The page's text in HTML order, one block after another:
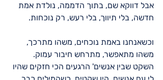
אבל דווקא שם, בתוך הדממה, נולדת אמת
חדשה, בלי תיווך, בלי רעש, רק נוכחות.
וכשאנחנו באמת נוכחים, משהו מתרכך,
משהו מתאפשר, מתרחש חיבור עמוק.
השקט שבין אנשים' הרגעים הכי חזקים שהיו